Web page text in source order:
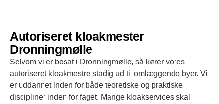
Autoriseret kloakmester
Dronningmølle
Selvom vi er bosat i Dronningmølle, så kører vores
autoriseret kloakmestre stadig ud til omlæggende byer. Vi
er uddannet inden for både teoretiske og praktiske
discipliner inden for faget. Mange kloakservices skal